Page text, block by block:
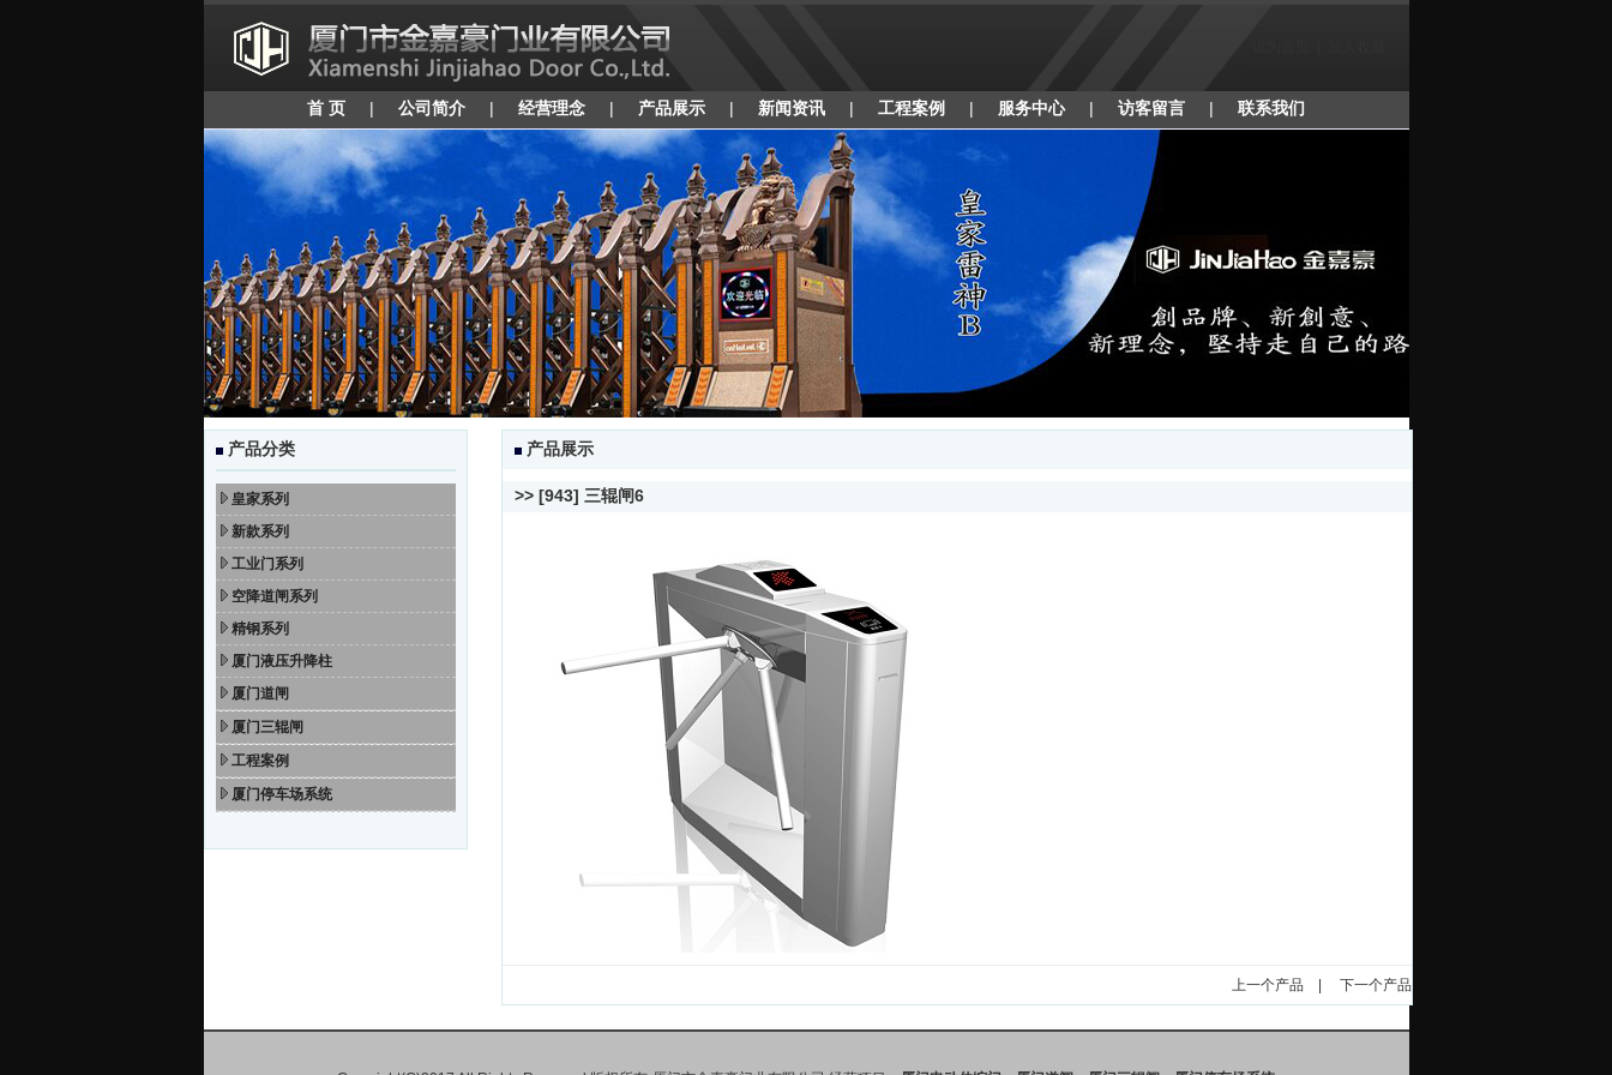
首 页 | 公司简介 | 经营理念 | 产品展示 | 新闻资讯 | 工程案例 | 服务中心 | 访客留言 | 联系我们
产品分类
皇家系列
新款系列
工业门系列
空降道闸系列
精钢系列
厦门液压升降柱
厦门道闸
厦门三辊闸
工程案例
厦门停车场系统
产品展示
>> [943] 三辊闸6
上一个产品 下一个产品